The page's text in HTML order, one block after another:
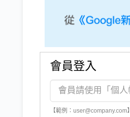
會員登入
【範例：user@company.com】